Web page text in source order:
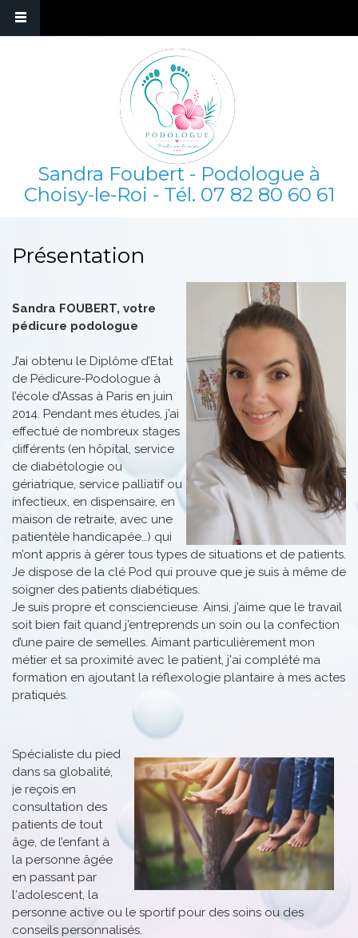
Sandra Foubert - Podologue à
Choisy-le-Roi - Tél. 07 82 80 60 61
Présentation
Sandra FOUBERT, votre
pédicure podologue
J’ai obtenu le Diplôme d’Etat
de Pédicure-Podologue à
l’école d’Assas à Paris en juin
2014. Pendant mes études, j’ai
effectué de nombreux stages
différents (en hôpital, service
de diabétologie ou
gériatrique, service palliatif ou
infectieux, en dispensaire, en
maison de retraite, avec une
patientèle handicapée…) qui
m’ont appris à gérer tous types de situations et de patients.
Je dispose de la clé Pod qui prouve que je suis à même de
soigner des patients diabétiques.
Je suis propre et consciencieuse. Ainsi, j’aime que le travail
soit bien fait quand j’entreprends un soin ou la confection
d’une paire de semelles. Aimant particulièrement mon
métier et sa proximité avec le patient, j'ai complété ma
formation en ajoutant la réflexologie plantaire à mes actes
pratiqués.
Spécialiste du pied
dans sa globalité,
je reçois en
consultation des
patients de tout
âge, de l’enfant à
la personne âgée
en passant par
l‘adolescent, la
personne active ou le sportif pour des soins ou des
conseils personnalisés.